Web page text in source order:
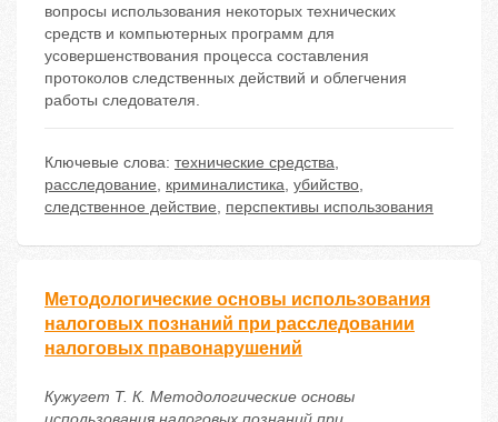
вопросы использования некоторых технических
средств и компьютерных программ для
усовершенствования процесса составления
протоколов следственных действий и облегчения
работы следователя.
Ключевые слова: технические средства,
расследование, криминалистика, убийство,
следственное действие, перспективы использования
Методологические основы использования
налоговых познаний при расследовании
налоговых правонарушений
Кужугет Т. К. Методологические основы